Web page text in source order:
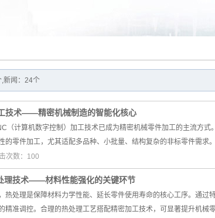
新闻：24个
技术——精密机械制造的智能化核心
（计算机数字控制）加工技术已成为精密机械零件加工的主流方
的零件加工，尤其适配多品种、小批量、结构复杂的非标零件需求。
次数：100
理技术——材料性能强化的关键环节
热处理是保障材料力学性能、延长零件使用寿命的核心工序。通过
精准调控。合理的热处理工艺搭配精密加工技术，可显著提升机械